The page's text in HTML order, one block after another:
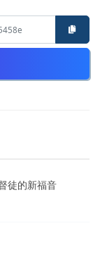
徒的新福音